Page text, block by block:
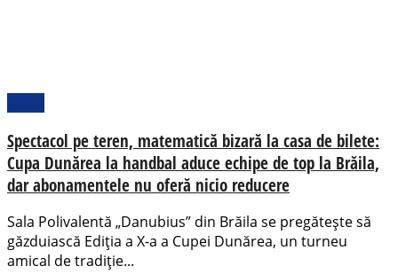
Spectacol pe teren, matematică bizară la casa de bilete:
Cupa Dunărea la handbal aduce echipe de top la Brăila,
dar abonamentele nu oferă nicio reducere
Sala Polivalentă „Danubius” din Brăila se pregătește să
găzduiască Ediția a X-a a Cupei Dunărea, un turneu
amical de tradiție...